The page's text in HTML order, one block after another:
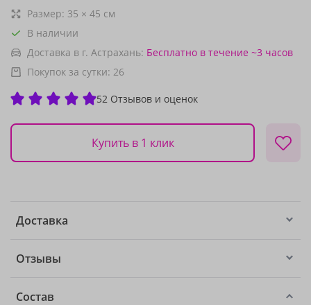
Размер: 35 × 45 см
В наличии
Доставка в г. Астрахань: Бесплатно в течение ~3 часов
Покупок за сутки: 26
52 Отзывов и оценок
Купить в 1 клик
Доставка
Отзывы
Состав